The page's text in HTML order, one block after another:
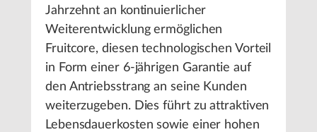
Jahrzehnt an kontinuierlicher
Weiterentwicklung ermöglichen
Fruitcore, diesen technologischen Vorteil
in Form einer 6-jährigen Garantie auf
den Antriebsstrang an seine Kunden
weiterzugeben. Dies führt zu attraktiven
Lebensdauerkosten sowie einer hohen